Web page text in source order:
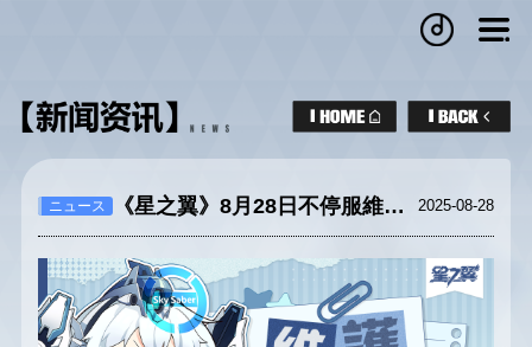
ニュース 《星之翼》8月28日不停服維護公告 2025-08-28